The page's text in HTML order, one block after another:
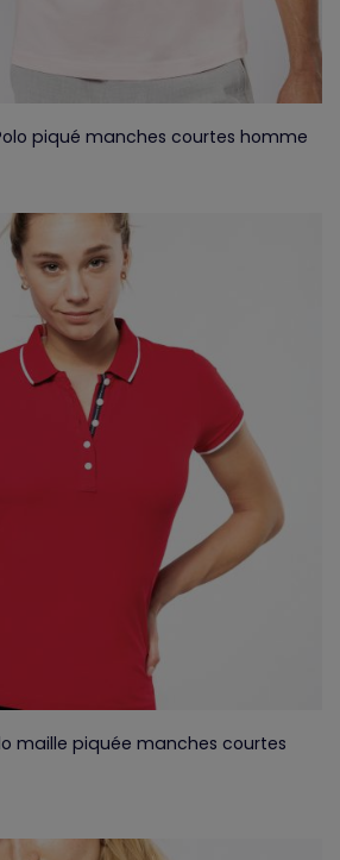
piqué manches courtes homme
maille piquée manches courtes